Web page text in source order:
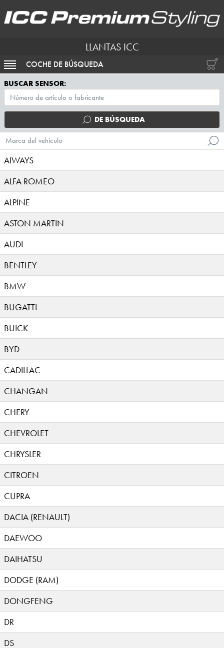
LLANTAS ICC
ACTIVAR NAVEGACIÓN
COCHE DE BÚSQUEDA
BUSCAR SENSOR:
DE BÚSQUEDA
Marca del vehículo
AIWAYS
ALFA ROMEO
ALPINE
ASTON MARTIN
AUDI
BENTLEY
BMW
BUGATTI
BUICK
BYD
CADILLAC
CHANGAN
CHERY
CHEVROLET
CHRYSLER
CITROEN
CUPRA
DACIA (RENAULT)
DAEWOO
DAIHATSU
DODGE (RAM)
DONGFENG
DR
DS